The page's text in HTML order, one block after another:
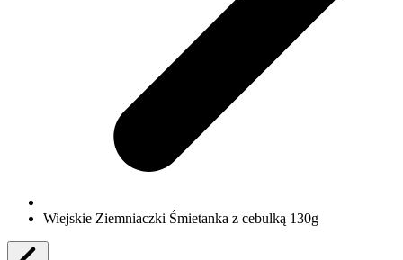
Wiejskie Ziemniaczki Śmietanka z cebulką 130g